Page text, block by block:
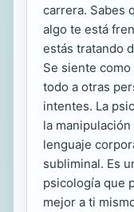
carrera. Sabes
algo te está
estás tratando
Se siente
todo a otras
intentes. La
la
lenguaje
subliminal. Es
psicología que
mejor a ti